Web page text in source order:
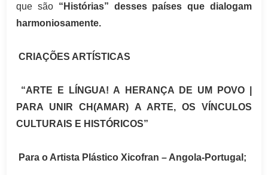
que são “Histórias” desses países que dialogam
harmoniosamente.
CRIAÇÕES ARTÍSTICAS
“ARTE E LÍNGUA! A HERANÇA DE UM POVO |
PARA UNIR CH(AMAR) A ARTE, OS VÍNCULOS
CULTURAIS E HISTÓRICOS”
Para o Artista Plástico Xicofran – Angola-Portugal;